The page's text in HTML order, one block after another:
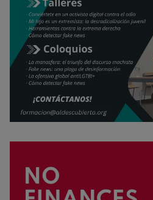
Rechazar cookies